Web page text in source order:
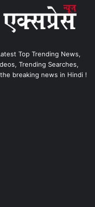
Top Trending News,
Trending Searches,
breaking news in Hindi !